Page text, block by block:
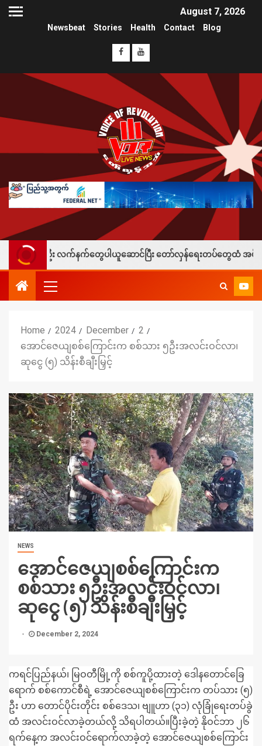
August 7, 2026
Newsbeat Stories Health Contact Blog
း လက်နက်တွေပါယူဆောင်ပြီး တော်လှန်ရေးတပ်တွေထံ အပ်နှံလို့ သိန်းတစ်
Home 2024 December
2
အောင်ဇေယျစစ်ကြောင်းက စစ်သား ၅ဦးအလင်းဝင်လာ၊
ဆုငွေ (၅) သိန်းစီချီးမြှင့်
NEWS
အောင်ဇေယျစစ်ကြောင်းက
စစ်သား ၅ဦးအလင်းဝင်လာ၊
ဆုငွေ (၅) သိန်းစီချီးမြှင့်
December 2, 2024
ကရင်ပြည်နယ်၊ မြဝတီမြို့ကို စစ်ကူပို့ထားတဲ့ ဒေါနတောင်ခြေ
ရောက် စစ်ကောင်စီရဲ့ အောင်ဇေယျစစ်ကြောင်းက တပ်သား (၅)
ဦး ဟာ တောင်ပိုင်းတိုင်း စစ်ဒေသ၊ ဗျူဟာ (၃၁) လုံခြုံရေးတပ်ခွဲ
ထံ အလင်းဝင်လာခဲ့တယ်လို့ သိရပါတယ်။ပြီးခဲ့တဲ့ နိုဝင်ဘာ ၂၆
ရက်နေ့က အလင်းဝင်ရောက်လာခဲ့တဲ့ အောင်ဇေယျစစ်ကြောင်း